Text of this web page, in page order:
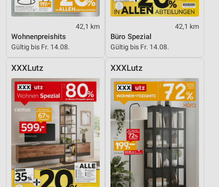
42,1 km
Wohnenpreishits
Gültig bis Fr. 14.08.
42,1 km
Büro Spezial
Gültig bis Fr. 14.08.
XXXLutz XXXLutz